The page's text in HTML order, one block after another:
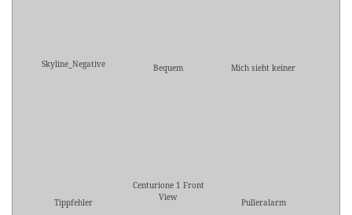
Skyline_Negative Bequem Mich sieht keiner
Tippfehler
Centurione 1 Front
View
Pulleralarm